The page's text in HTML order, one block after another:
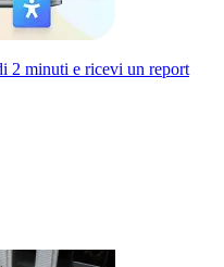
2 minuti e ricevi un report